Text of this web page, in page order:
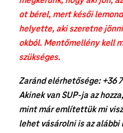
ot bérel, mert késői
helyette, aki szeretne
okból. Mentőmellény kell
szükséges.
Zaránd elérhetősége: +36
Akinek van SUP-ja az
mint már említettük mi
lehet vásárolni is az alábbi